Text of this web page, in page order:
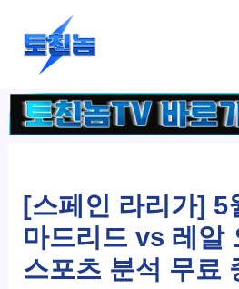
건
너
[스페인 라리가] 5
마드리드 vs 레알
스포츠 분석 무료